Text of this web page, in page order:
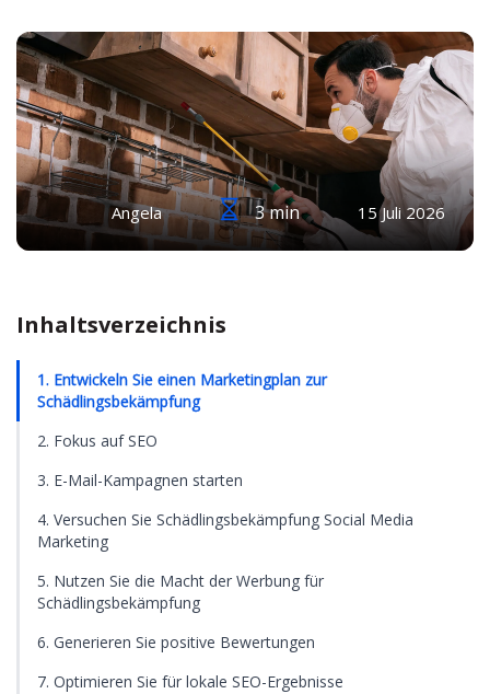
Angela 3 min 15 Juli 2026
Inhaltsverzeichnis
1. Entwickeln Sie einen Marketingplan zur
Schädlingsbekämpfung
2. Fokus auf SEO
3. E-Mail-Kampagnen starten
4. Versuchen Sie Schädlingsbekämpfung Social Media
Marketing
5. Nutzen Sie die Macht der Werbung für
Schädlingsbekämpfung
6. Generieren Sie positive Bewertungen
7. Optimieren Sie für lokale SEO-Ergebnisse